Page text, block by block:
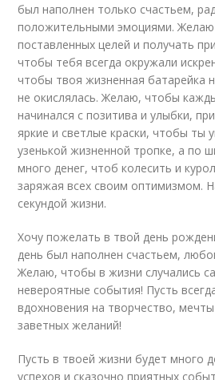
был наполнен только счастьем,
положительными эмоциями. Желаю
поставленных целей и получать
чтобы тебя всегда окружали
чтобы твоя жизненная батарейка
не окислялась. Желаю, чтобы
начинался с позитива и улыбки,
яркие и светлые краски, чтобы ты
узенькой жизненной тропке, а по
много денег, чтоб колесить и
заряжая всех своим оптимизмом.
секундой жизни.
Хочу пожелать в твой день
день был наполнен счастьем,
Желаю, чтобы в жизни случались
невероятные события! Пусть
вдохновения на творчество,
заветных желаний!
Пусть в твоей жизни будет много
успехов и сказочно приятных